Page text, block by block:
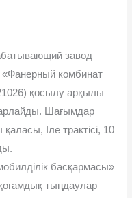
завод
комбинат
қосылу арқылы
Шағымдар
Іле трактісі, 10
басқармасы»
тыңдаулар